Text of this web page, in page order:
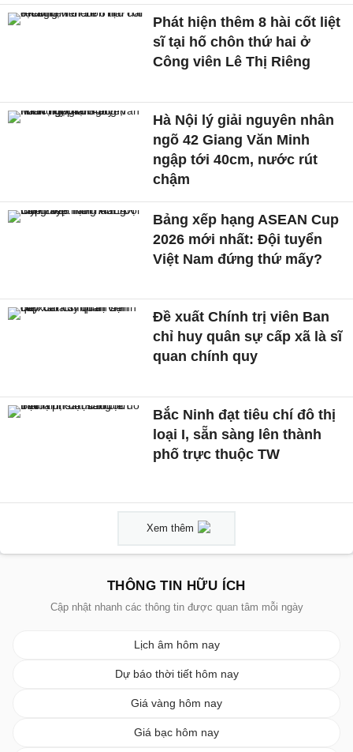
Phát hiện thêm 8 hài cốt liệt
sĩ tại hố chôn thứ hai ở
Công viên Lê Thị Riêng
Hà Nội lý giải nguyên nhân
ngõ 42 Giang Văn Minh
ngập tới 40cm, nước rút
chậm
Bảng xếp hạng ASEAN Cup
2026 mới nhất: Đội tuyển
Việt Nam đứng thứ mấy?
Đề xuất Chính trị viên Ban
chỉ huy quân sự cấp xã là sĩ
quan chính quy
Bắc Ninh đạt tiêu chí đô thị
loại I, sẵn sàng lên thành
phố trực thuộc TW
Xem thêm
THÔNG TIN HỮU ÍCH
Cập nhật nhanh các thông tin được quan tâm mỗi ngày
Lịch âm hôm nay
Dự báo thời tiết hôm nay
Giá vàng hôm nay
Giá bạc hôm nay